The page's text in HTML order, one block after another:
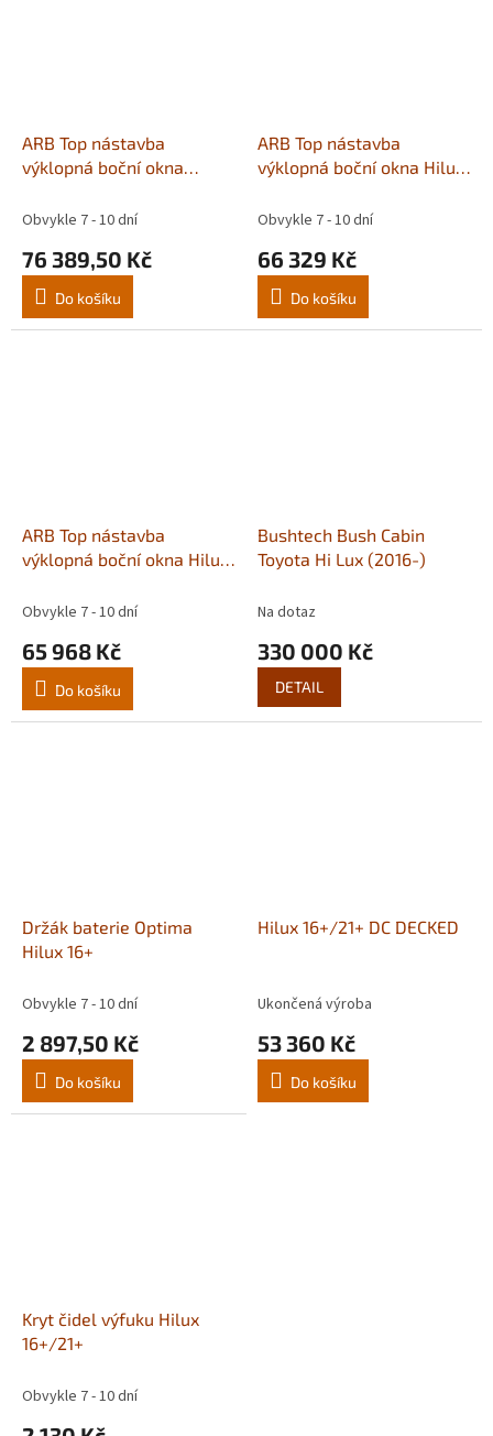
ARB Top nástavba
výklopná boční okna
XCLS12C
Obvykle 7 - 10 dní
76 389,50 Kč
Do košíku
ARB Top nástavba
výklopná boční okna Hilux
Obvykle 7 - 10 dní
66 329 Kč
Do košíku
ARB Top nástavba
výklopná boční okna Hilux
Obvykle 7 - 10 dní
65 968 Kč
Do košíku
Bushtech Bush Cabin
Toyota Hi Lux (2016-)
Na dotaz
330 000 Kč
DETAIL
Držák baterie Optima
Hilux 16+
Obvykle 7 - 10 dní
2 897,50 Kč
Do košíku
Hilux 16+/21+ DC DECKED
Ukončená výroba
53 360 Kč
Do košíku
Kryt čidel výfuku Hilux
16+/21+
Obvykle 7 - 10 dní